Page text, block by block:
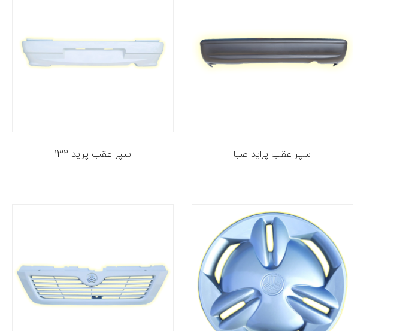
سپر عقب پراید 132 سپر عقب پراید صبا